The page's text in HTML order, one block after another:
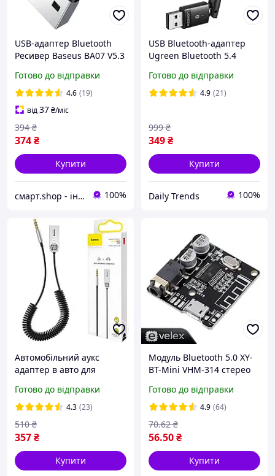
USB-адаптер Bluetooth
Ресивер Baseus BA07 V5.3
Готово до відправки
4.6 (19)
від37₴/міс
374₴
394 ₴
Купити
смарт.shop - інтернет магазин електроніки 100%
USB Bluetooth-адаптер
Ugreen Bluetooth 5.4
комп'ютера ноутбука
Black (CM749)
Готово до відправки
4.9 (21)
349₴
999 ₴
Купити
Daily Trends 100%
Автомобільний аукс
адаптер в авто для
бездротовий ресивер в
машину Bluetooth 5.0 AUX
Baseus
Готово до відправки
4.3 (23)
357₴
510 ₴
Купити
Модуль Bluetooth 5.0 XY-
BT-Mini VHM-314 стерео
Готово до відправки
4.9 (64)
56.50₴
70.62 ₴
Купити